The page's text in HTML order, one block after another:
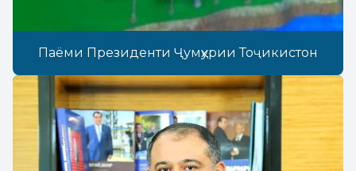
Паёми Президенти Ҷумҳурии Тоҷикистон